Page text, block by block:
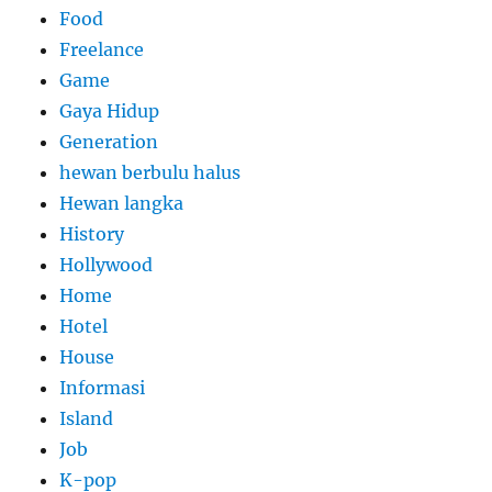
Food
Freelance
Game
Gaya Hidup
Generation
hewan berbulu halus
Hewan langka
History
Hollywood
Home
Hotel
House
Informasi
Island
Job
K-pop